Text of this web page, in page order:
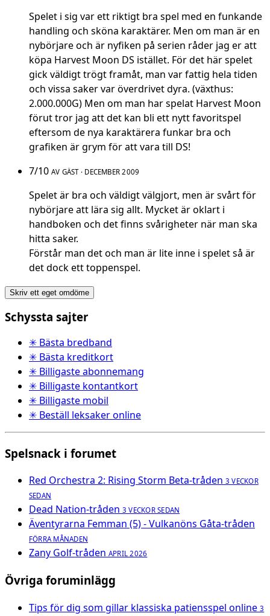
Spelet i sig var ett riktigt bra spel med en funkande
handling och sköna karaktärer. Men om man är en
nybörjare och är nyfiken på serien råder jag er att
köpa Harvest Moon DS istället. För det här spelet
gick väldigt trögt framåt, man var fattig hela tiden
och vissa saker var överdrivet dyra. (växthus:
2.000.000G) Men om man har spelat Harvest Moon
förut tror jag att det kan bli ett nytt favoritspel
eftersom de nya karaktärera funkar bra och
grafiken är grym för att vara till DS!
7/10 AV GÄST · DECEMBER 2009
Spelet är bra och väldigt välgjort, men är svårt för
nybörjare att lära sig allt. Mycket är oklart i
handboken och det finns svårigheter när man ska
hitta saker.
Förstår man det och man är lite inne i spelet så är
det dock ett toppenspel.
Skriv ett eget omdöme
Schyssta sajter
✳ Bästa bredband
✳ Bästa kreditkort
✳ Billigaste abonnemang
✳ Billigaste kontantkort
✳ Billigaste mobil
✳ Beställ leksaker online
Spelsnack i forumet
Red Orchestra 2: Rising Storm Beta-tråden 3 VECKOR
SEDAN
Dead Nation-tråden 3 VECKOR SEDAN
Äventyrarna Femman (5) - Vulkanöns Gåta-tråden
FÖRRA MÅNADEN
Zany Golf-tråden APRIL 2026
Övriga foruminlägg
Tips för dig som gillar klassiska patiensspel online 3